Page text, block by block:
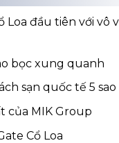
Loa đầu tiên với vô
bọc xung quanh
sạn quốc tế 5 sao
của MIK Group
Cổ Loa